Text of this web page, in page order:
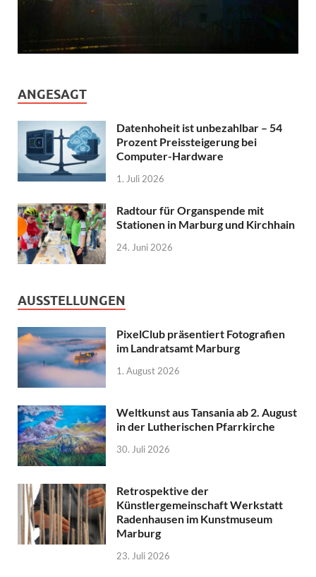
ANGESAGT
Datenhoheit ist unbezahlbar – 54
Prozent Preissteigerung bei
Computer-Hardware
1. Juli 2026
Radtour für Organspende mit
Stationen in Marburg und Kirchhain
24. Juni 2026
AUSSTELLUNGEN
PixelClub präsentiert Fotografien
im Landratsamt Marburg
1. August 2026
Weltkunst aus Tansania ab 2. August
in der Lutherischen Pfarrkirche
30. Juli 2026
Retrospektive der
Künstlergemeinschaft Werkstatt
Radenhausen im Kunstmuseum
Marburg
23. Juli 2026